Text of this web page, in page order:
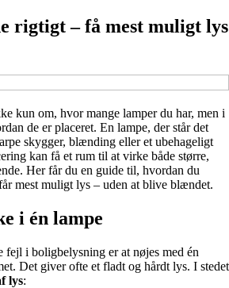
rigtigt – få mest muligt lys
kun om, hvor mange lamper du har, men i
de er placeret. En lampe, der står det
skygger, blænding eller et ubehageligt
kan få et rum til at virke både større,
Her får du en guide til, hvordan du
mest muligt lys – uden at blive blændet.
i én lampe
fejl i boligbelysning er at nøjes med én
Det giver ofte et fladt og hårdt lys. I stedet
lys: